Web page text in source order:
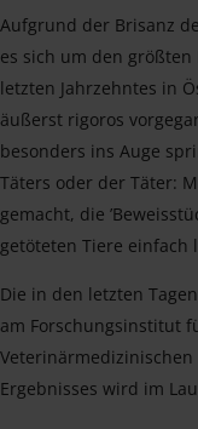
Aufgrund der Brisanz
es sich um den
letzten Jahrzehntes in
äußerst rigoros
besonders ins Auge
Täters oder der Täter:
gemacht, die
getöteten Tiere einfach
Die in den letzten
am Forschungsinstitut
Ergebnisses wird im